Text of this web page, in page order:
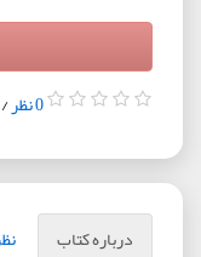
0 نظر /
درباره کتاب